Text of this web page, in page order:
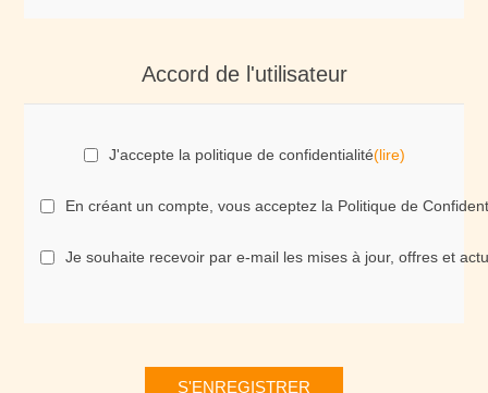
Accord de l'utilisateur
J'accepte la politique de confidentialité(lire)
En créant un compte, vous acceptez la Politique de
Je souhaite recevoir par e-mail les mises à jour, offres et
S'ENREGISTRER